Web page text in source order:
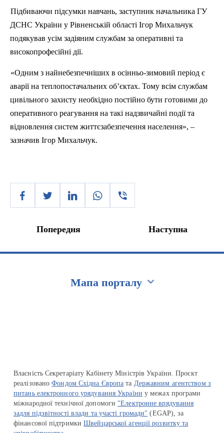
Підбиваючи підсумки навчань, заступник начальника ГУ
ДСНС України у Рівненській області Ігор Михальчук
подякував усім задіяним службам за оперативні та
високопрофесійні дії.
«Одним з найнебезпечніших в осінньо-зимовий період є
аварії на теплопостачальних об’єктах. Тому всім службам
цивільного захисту необхідно постійно бути готовими до
оперативного реагування на такі надзвичайні події та
відновлення систем життєзабезпечення населення», –
зазначив Ігор Михальчук.
Попередня Наступна
Мапа порталу
Власність Секретаріату Кабінету Міністрів України. Проєкт
реалізованоФондом Східна Європа та Державним агентством з
питань електронного урядування України у межах програми
міжнародної технічної допомоги "Електронне врядування
задля підзвітності влади та участі громади" (EGAP), за
фінансової підтримкиШвейцарської агенції розвитку та